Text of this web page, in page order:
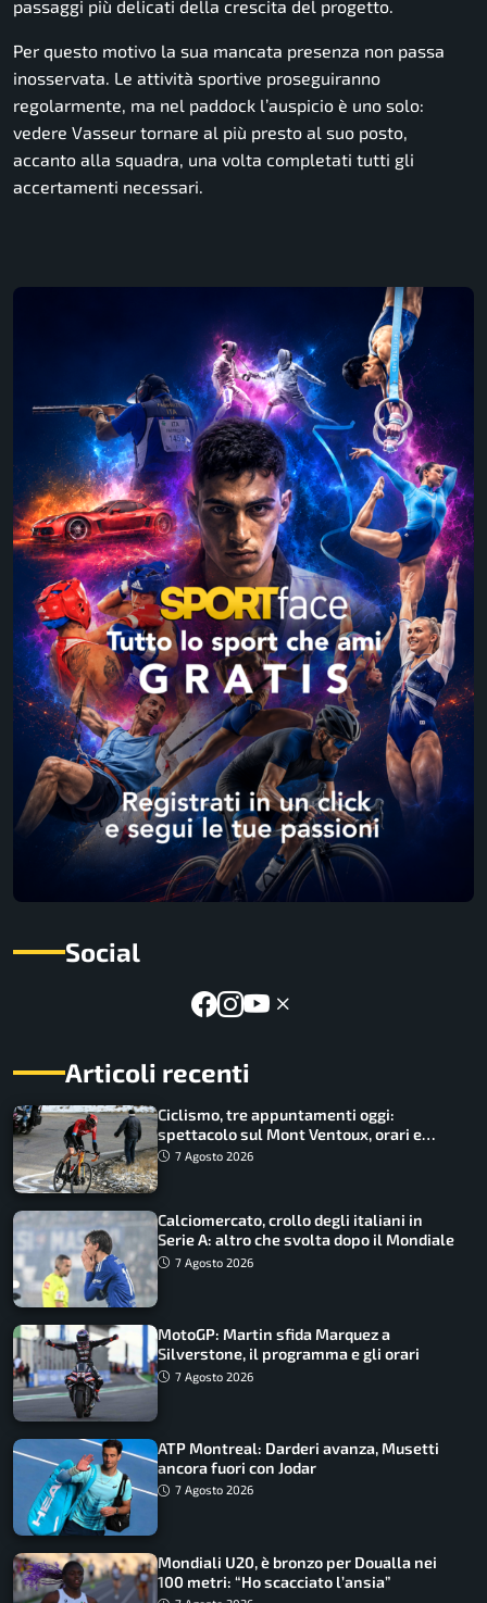
passaggi più delicati della crescita del progetto.
Per questo motivo la sua mancata presenza non passa
inosservata. Le attività sportive proseguiranno
regolarmente, ma nel paddock l’auspicio è uno solo:
vedere Vasseur tornare al più presto al suo posto,
accanto alla squadra, una volta completati tutti gli
accertamenti necessari.
Social
Articoli recenti
Ciclismo, tre appuntamenti oggi:
spettacolo sul Mont Ventoux, orari e
come vederli
7 Agosto 2026
Calciomercato, crollo degli italiani in
Serie A: altro che svolta dopo il Mondiale
7 Agosto 2026
MotoGP: Martin sfida Marquez a
Silverstone, il programma e gli orari
7 Agosto 2026
ATP Montreal: Darderi avanza, Musetti
ancora fuori con Jodar
7 Agosto 2026
Mondiali U20, è bronzo per Doualla nei
100 metri: “Ho scacciato l’ansia”